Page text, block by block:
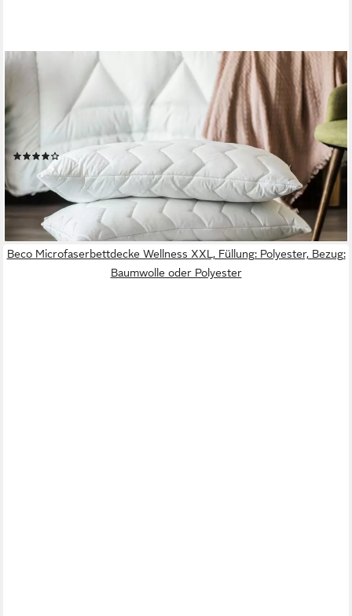
DUNLOPILLO
Baumwollkissen Life 40x80 oder 80x80 cm, Dunlofill® Vital High-
Tech-Faserbällchen, Füllung: Polyester, Bezug: 100% Baumwolle,
Seitenschläfer, Bauchschläfer, Rückenschläfer, Aqua-Clean-
Gewebe, allergikerfreundlich, pflegeleicht
(10)
ab 21,16 € UVP 44,90 €
nur diesen Monat
-53%
lieferbar - in 4-5 Werktagen bei dir
Beco Microfaserbettdecke Wellness XXL, Füllung: Polyester, Bezug:
Baumwolle oder Polyester